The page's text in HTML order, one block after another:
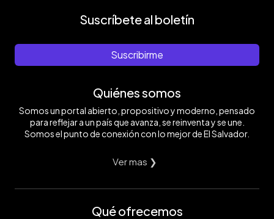
Suscríbete al boletín
Suscribirme
Quiénes somos
Somos un portal abierto, propositivo y moderno, pensado
para reflejar a un país que avanza, se reinventa y se une.
Somos el punto de conexión con lo mejor de El Salvador.
Ver mas ❯
Qué ofrecemos